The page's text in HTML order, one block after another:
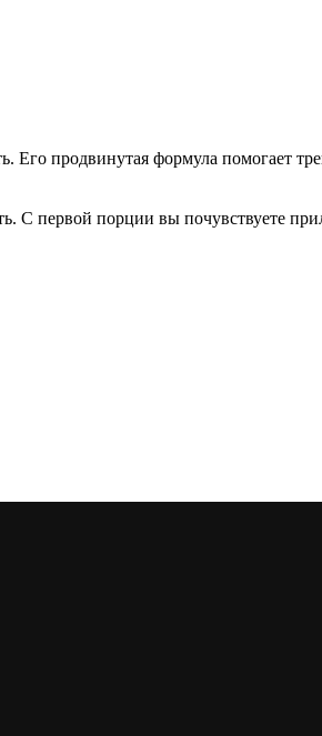
продвинутая формула помогает
С первой порции вы почувствуете